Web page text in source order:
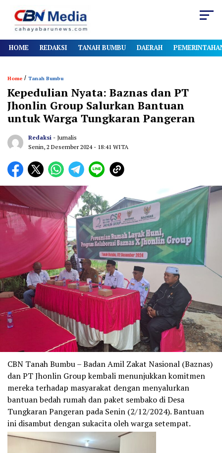
HOME REDAKSI TANAH BUMBU DAERAH
Home / Tanah Bumbu
Kepedulian Nyata: Baznas dan PT
Jhonlin Group Salurkan Bantuan
untuk Warga Tungkaran Pangeran
Redaksi - Jurnalis
Senin, 2 Desember 2024- 18:41 WITA
CBN Tanah Bumbu – Badan Amil Zakat Nasional (Baznas)
dan PT Jhonlin Group kembali menunjukkan komitmen
mereka terhadap masyarakat dengan menyalurkan
bantuan bedah rumah dan paket sembako di Desa
Tungkaran Pangeran pada Senin (2/12/2024). Bantuan
ini disambut dengan sukacita oleh warga setempat.